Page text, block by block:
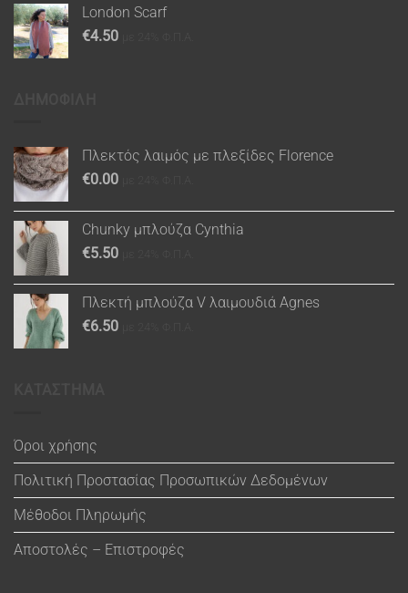
London Scarf
€4.50
Πλεκτός λαιμός με πλεξίδες Florence
€0.00
Chunky μπλούζα Cynthia
€5.50
Πλεκτή μπλούζα V λαιμουδιά Agnes
€6.50
Όροι χρήσης
Πολιτική Προστασίας Προσωπικών Δεδομένων
Μέθοδοι Πληρωμής
Αποστολές – Επιστροφές